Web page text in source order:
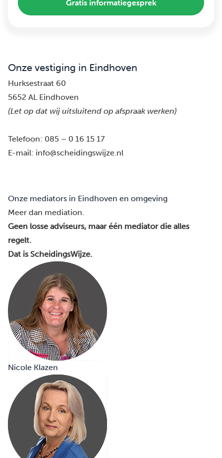
Gratis informatiegesprek
Onze vestiging in Eindhoven
Hurksestraat 60
5652 AL Eindhoven
(Let op dat wij uitsluitend op afspraak werken)
Telefoon: 085 – 0 16 15 17
E-mail: info@scheidingswijze.nl
Onze mediators in Eindhoven en omgeving
Meer dan mediation.
Geen losse adviseurs, maar één mediator die alles
regelt.
Dat is ScheidingsWijze.
Nicole Klazen